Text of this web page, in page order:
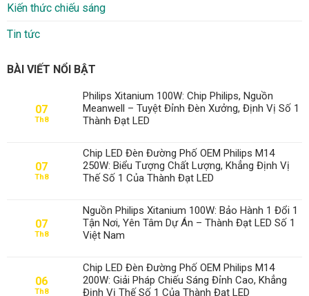
Kiến thức chiếu sáng
Tin tức
BÀI VIẾT NỔI BẬT
07
Th8
Philips Xitanium 100W: Chip Philips, Nguồn
Meanwell – Tuyệt Đỉnh Đèn Xưởng, Định Vị Số 1
Thành Đạt LED
07
Th8
Chip LED Đèn Đường Phố OEM Philips M14
250W: Biểu Tượng Chất Lượng, Khẳng Định Vị
Thế Số 1 Của Thành Đạt LED
07
Th8
Nguồn Philips Xitanium 100W: Bảo Hành 1 Đổi 1
Tận Nơi, Yên Tâm Dự Án – Thành Đạt LED Số 1
Việt Nam
06
Th8
Chip LED Đèn Đường Phố OEM Philips M14
200W: Giải Pháp Chiếu Sáng Đỉnh Cao, Khẳng
Định Vị Thế Số 1 Của Thành Đạt LED